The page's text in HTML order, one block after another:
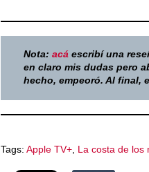
Nota:acá escribí una
en claro mis dudas pero
hecho, empeoró. Al final,
Tags: Apple TV+ La costa de los